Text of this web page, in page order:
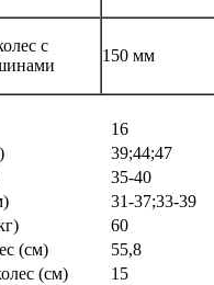
с
150 мм
16
39;44;47
35-40
31-37;33-39
60
(см)
55,8
(см)
15